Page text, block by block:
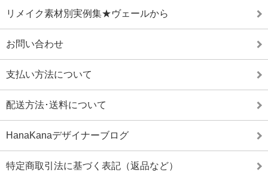
リメイク素材別実例集★ヴェールから
お問い合わせ
支払い方法について
配送方法･送料について
HanaKanaデザイナーブログ
特定商取引法に基づく表記（返品など）